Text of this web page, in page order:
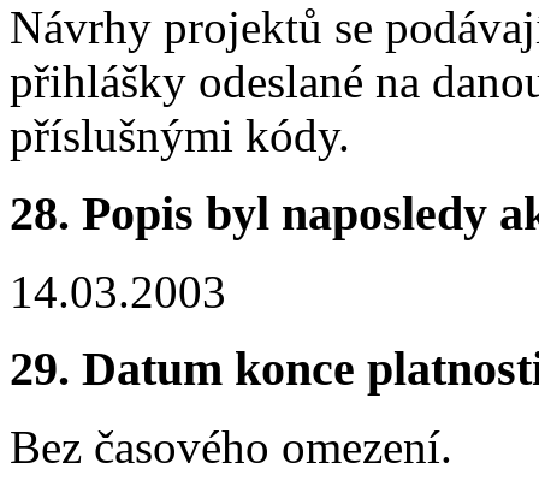
Návrhy projektů se
přihlášky odeslané na
příslušnými kódy.
28. Popis byl naposledy
14.03.2003
29. Datum konce
Bez časového omezení.